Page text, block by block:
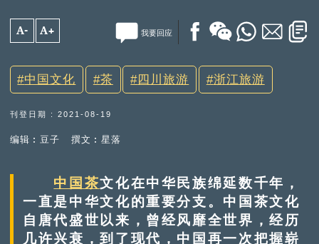
A- A+ 我要回应
中国文化 茶 四川旅游 浙江旅游
刊登日期 : 2021-08-19
编辑︰豆子 撰文︰星落
中国茶文化在中华民族绵延数千年，
一直是中华文化的重要分支。中国茶文化
自唐代盛世以来，曾经风靡全世界，经历
几许兴衰，到了现代，中国再一次把握崭